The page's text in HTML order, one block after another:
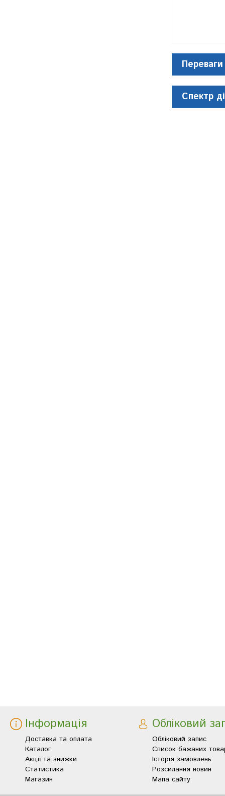
Переваги
Спектр
Інформація
Доставка та оплата
Каталог
Акції та знижки
Статистика
Магазин
Обліковий
Обліковий запис
Список бажаних
Історія замовлень
Розсилання новин
Мапа сайту